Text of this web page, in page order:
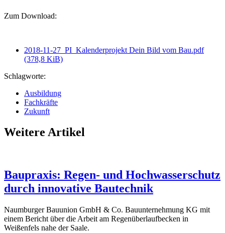
Zum Download:
2018-11-27_PI_Kalenderprojekt Dein Bild vom Bau.pdf
(378,8 KiB)
Schlagworte:
Ausbildung
Fachkräfte
Zukunft
Weitere Artikel
Baupraxis: Regen- und Hochwasserschutz
durch innovative Bautechnik
Naumburger Bauunion GmbH & Co. Bauunternehmung KG mit
einem Bericht über die Arbeit am Regenüberlaufbecken in
Weißenfels nahe der Saale.